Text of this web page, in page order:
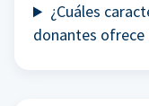
¿Cuáles
donantes ofrece